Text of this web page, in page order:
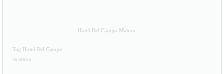
Hotel Del Campo Matera
Tag Hotel Del Campo
ricettiva